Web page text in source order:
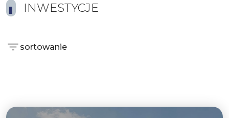
INWESTYCJE
sortowanie